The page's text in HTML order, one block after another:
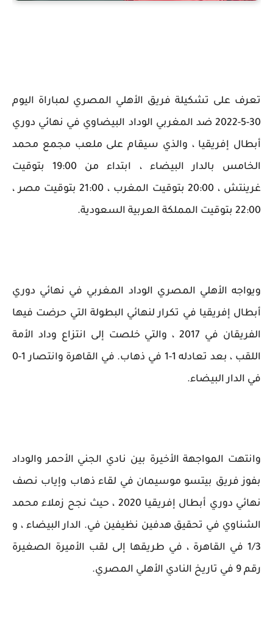
تعرف على تشكيلة فريق الأهلي المصري لمباراة اليوم
30-5-2022 ضد المغربي الوداد البيضاوي في نهائي دوري
أبطال إفريقيا ، والذي سيقام على ملعب مجمع محمد
الخامس بالدار البيضاء ، ابتداء من 19:00 بتوقيت
غرينتش ، 20:00 بتوقيت المغرب ، 21:00 بتوقيت مصر ،
22:00 بتوقيت المملكة العربية السعودية.
ويواجه الأهلي المصري الوداد المغربي في نهائي دوري
أبطال إفريقيا في تكرار لنهائي البطولة التي حرضت فيها
الفريقان في 2017 ، والتي خلصت إلى انتزاع وداد الأمة
اللقب ، بعد تعادله 1-1 في ذهاب. في القاهرة وانتصار 1-0
في الدار البيضاء.
وانتهت المواجهة الأخيرة بين نادي الجني الأحمر والوداد
بفوز فريق بيتسو موسيمان في لقاء ذهاب وإياب نصف
نهائي دوري أبطال إفريقيا 2020 ، حيث نجح زملاء محمد
الشناوي في تحقيق هدفين نظيفين في. الدار البيضاء ، و
1/3 في القاهرة ، في طريقها إلى لقب الأميرة الصغيرة
رقم 9 في تاريخ النادي الأهلي المصري.